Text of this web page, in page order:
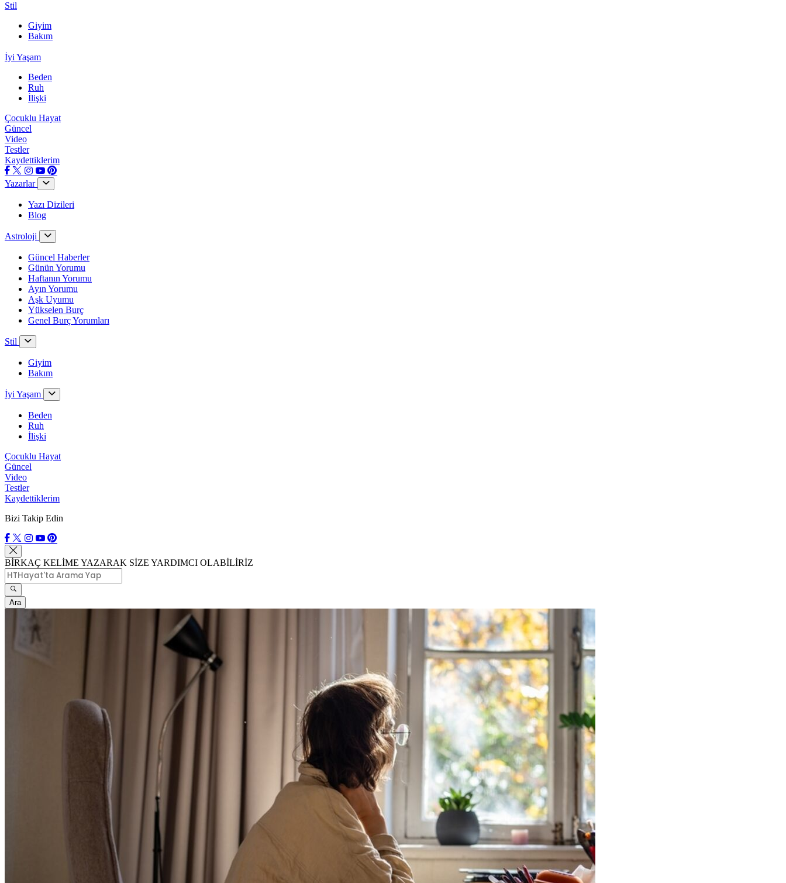
Stil
Giyim
Bakım
İyi Yaşam
Beden
Ruh
İlişki
Çocuklu Hayat
Güncel
Video
Testler
Kaydettiklerim
Yazarlar
Yazı Dizileri
Blog
Astroloji
Güncel Haberler
Günün Yorumu
Haftanın Yorumu
Ayın Yorumu
Aşk Uyumu
Yükselen Burç
Genel Burç Yorumları
Stil
Giyim
Bakım
İyi Yaşam
Beden
Ruh
İlişki
Çocuklu Hayat
Güncel
Video
Testler
Kaydettiklerim
Bizi Takip Edin
BİRKAÇ KELİME YAZARAK SİZE YARDIMCI OLABİLİRİZ
Ara